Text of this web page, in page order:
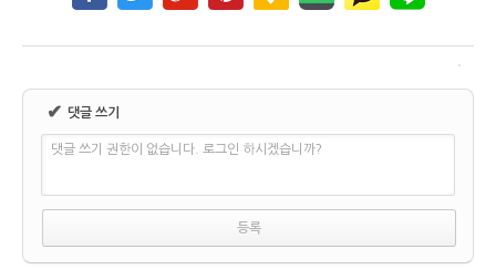
✔ 댓글 쓰기
댓글 쓰기 권한이 없습니다. 로그인 하시겠습니까?